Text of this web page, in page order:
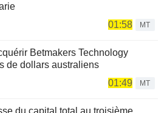
01:58
MT
Betmakers Technology
de dollars australiens
01:49
MT
du capital total au troisième